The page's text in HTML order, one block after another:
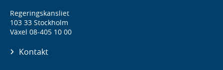
Regeringskansliet
103 33 Stockholm
Växel 08-405 10 00
Kontakt